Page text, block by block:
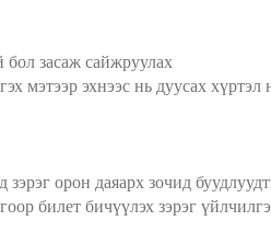
бол засаж сайжруулах
мэтээр эхнээс нь дуусах
орон даяарх зочид
билет бичүүлэх зэрэг